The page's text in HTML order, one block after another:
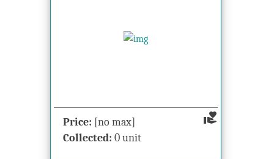
volunteer_activism
Price: [no max]
Collected: 0 unit